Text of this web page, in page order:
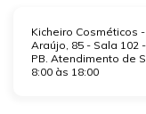
Kicheiro Cosméticos
Araújo, 85 - Sala 102
PB. Atendimento de
8:00 às 18:00